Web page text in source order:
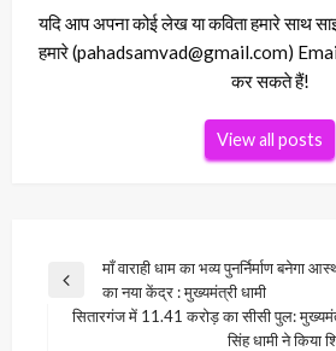
यदि आप अपना कोई लेख या कविता हमारे साथ
हमारे (pahadsamvad@gmail.com)
कर सकते हैं!
View all posts
Post
navigation
Previous
Post
माँ वाराही धाम का भव्य पुनर्निर्माण बनेगा
का नया केंद्र : मुख्यमंत्री धामी
सितारगंज में 11.41 करोड़ का सीसी पुल:
सिंह धामी ने किया